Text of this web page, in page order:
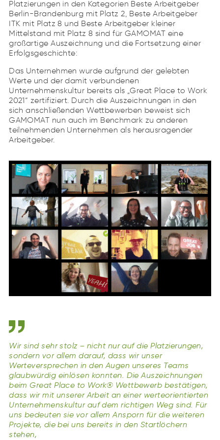
Platzierungen in den Kategorien Beste Arbeitgeber
Berlin-Brandenburg mit Platz 2, Beste Arbeitgeber
ITK mit Platz 8 und Beste Arbeitgeber kleiner
Mittelstand mit Platz 8 sind für GAMOMAT eine
großartige Auszeichnung und die Fortsetzung einer
Erfolgsgeschichte:
Das Unternehmen wurde aufgrund der gelebten
Werte und der damit verbundenen
Unternehmenskultur bereits als „Great Place to Work
2021“ zertifiziert. Durch die Auszeichnungen in den
sich anschließenden Wettbewerben beweist sich
GAMOMAT nun auch im Benchmark zu anderen
teilnehmenden Unternehmen als herausragender
Arbeitgeber.
Wir sind sehr stolz – nicht nur auf die Platzierungen,
sondern vor allem darauf, dass wir unser
Werteversprechen in den Augen unseres Teams
glaubwürdig einlösen konnten. Die Auszeichnungen
beim Great Place to Work® Wettbewerb bestätigen,
dass wir mit unserer Arbeit an einer werteorientierten
Unternehmenskultur auf dem richtigen Weg sind. Für
uns bedeuten sie vor allem Ansporn für die weiteren
Projekte, die bei uns bereits in den Startlöchern
stehen,